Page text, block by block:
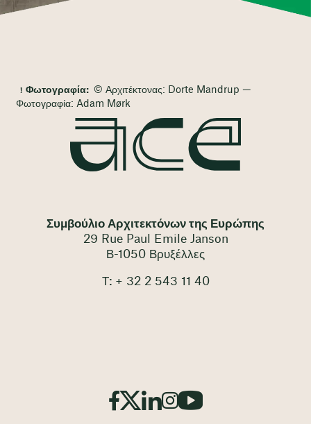
Φωτογραφία: © Αρχιτέκτονας: Dorte Mandrup —
Φωτογραφία: Adam Mørk
Συμβούλιο Αρχιτεκτόνων της Ευρώπης
29 Rue Paul Emile Janson
Β-1050 Βρυξέλλες
Τ: + 32 2 543 11 40